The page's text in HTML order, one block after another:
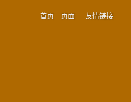
首页 页面 友情链接